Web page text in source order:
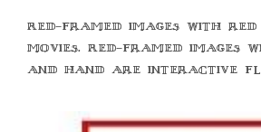
Red-framed images with
movies. Red-framed
and hand are interactive